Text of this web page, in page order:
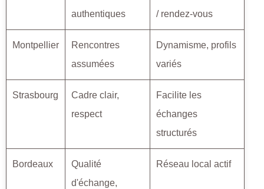
authentiques
/ rendez-vous
Montpellier
Rencontres
assumées
Dynamisme, profils
variés
Strasbourg
Cadre clair,
respect
Facilite les
échanges
structurés
Bordeaux
Qualité
d'échange,
Réseau local actif